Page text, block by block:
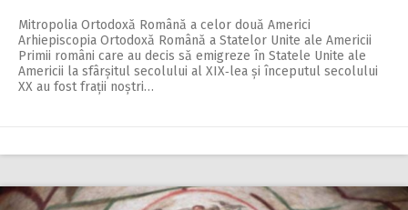
Mitropolia Ortodoxă Română a celor două Americi
Arhiepiscopia Ortodoxă Română a Statelor Unite ale Americii
Primii români care au decis să emigreze în Statele Unite ale
Americii la sfârșitul secolului al XIX‑lea și începutul secolului
XX au fost frații noștri…